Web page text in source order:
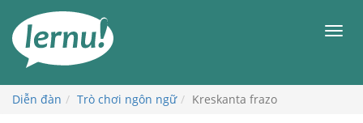
đến
phần
dung
Diễn đàn Trò chơi ngôn ngữ Kreskanta frazo